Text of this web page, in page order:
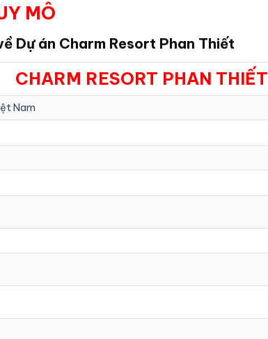
MÔ
Dự án Charm Resort Phan Thiết
CHARM RESORT PHAN THIẾT
Nam